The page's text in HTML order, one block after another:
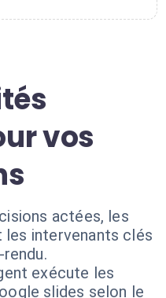
vos
actées, les
intervenants clés
exécute les
slides selon le